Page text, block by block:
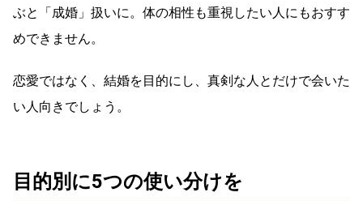
ぶと「成婚」扱いに。体の相性も重視したい人にもおすす
めできません。
恋愛ではなく、結婚を目的にし、真剣な人とだけで会いた
い人向きでしょう。
目的別に5つの使い分けを